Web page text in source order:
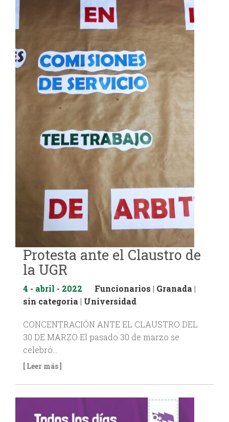
Protesta ante el Claustro de
la UGR
4 - abril - 2022 Funcionarios | Granada |
sin categoria | Universidad
CONCENTRACIÓN ANTE EL CLAUSTRO DEL
30 DE MARZO El pasado 30 de marzo se
celebró…
[ Leer más ]